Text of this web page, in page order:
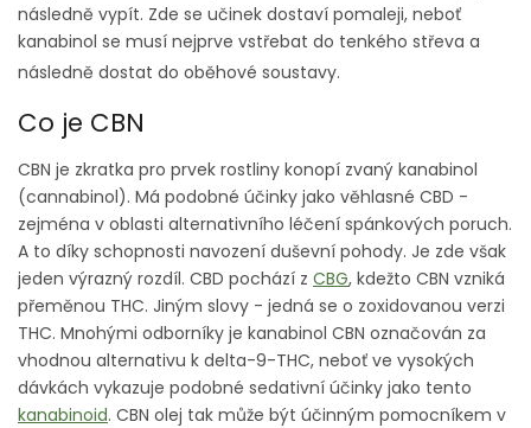
následně vypít. Zde se učinek dostaví pomaleji, neboť
kanabinol se musí nejprve vstřebat do tenkého střeva a
následně dostat do oběhové soustavy.
Co je CBN
CBN je zkratka pro prvek rostliny konopí zvaný kanabinol
(cannabinol). Má podobné účinky jako věhlasné CBD -
zejména v oblasti alternativního léčení spánkových poruch.
A to díky schopnosti navození duševní pohody. Je zde však
jeden výrazný rozdíl. CBD pochází z CBG, kdežto CBN vzniká
přeměnou THC. Jiným slovy - jedná se o zoxidovanou verzi
THC. Mnohými odborníky je kanabinol CBN označován za
vhodnou alternativu k delta-9-THC, neboť ve vysokých
dávkách vykazuje podobné sedativní účinky jako tento
kanabinoid. CBN olej tak může být účinným pomocníkem v